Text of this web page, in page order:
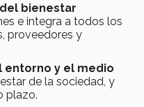
bienestar
e integra a todos los
proveedores y
entorno y el medio
de la sociedad, y
plazo.